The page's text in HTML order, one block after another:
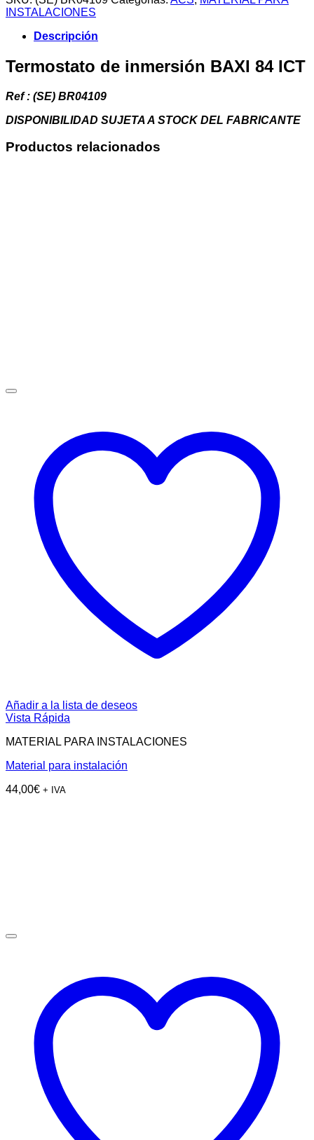
BAXI
84
ICT
cantidad
INSTALACIONES
Descripción
Termostato de inmersión BAXI 84 ICT
Ref : (SE) BR04109
DISPONIBILIDAD SUJETA A STOCK DEL FABRICANTE
Productos relacionados
Añadir a la lista de deseos
Vista Rápida
MATERIAL PARA INSTALACIONES
Material para instalación
44,00€ + IVA